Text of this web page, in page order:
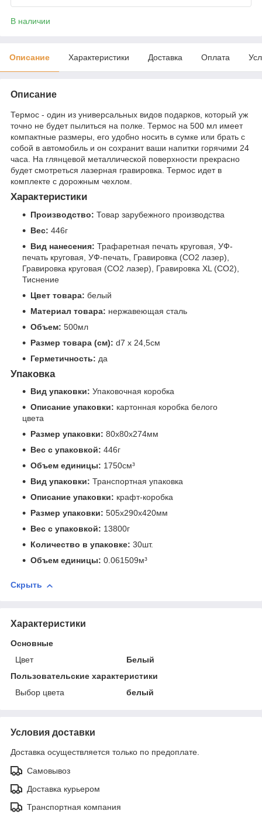
В наличии
Описание Характеристики Доставка Оплата
Описание
Термос - один из универсальных видов подарков, который уж
точно не будет пылиться на полке. Термос на 500 мл имеет
компактные размеры, его удобно носить в сумке или брать с
собой в автомобиль и он сохранит ваши напитки горячими 24
часа. На глянцевой металлической поверхности прекрасно
будет смотреться лазерная гравировка. Термос идет в
комплекте с дорожным чехлом.
Характеристики
Производство: Товар зарубежного производства
Вес: 446г
Вид нанесения: Трафаретная печать круговая, УФ-
печать круговая, УФ-печать, Гравировка (CO2 лазер),
Гравировка круговая (CO2 лазер), Гравировка XL (СО2),
Тиснение
Цвет товара: белый
Материал товара: нержавеющая cталь
Объем: 500мл
Размер товара (см): d7 х 24,5см
Герметичность: да
Упаковка
Вид упаковки: Упаковочная коробка
Описание упаковки: картонная коробка белого
цвета
Размер упаковки: 80x80x274мм
Вес с упаковкой: 446г
Объем единицы: 1750см³
Вид упаковки: Транспортная упаковка
Описание упаковки: крафт-коробка
Размер упаковки: 505x290x420мм
Вес с упаковкой: 13800г
Количество в упаковке: 30шт.
Объем единицы: 0.061509м³
Скрыть
Характеристики
Основные
Цвет
Белый
Пользовательские характеристики
Выбор цвета
белый
Условия доставки
Доставка осуществляется только по предоплате.
Самовывоз
Доставка курьером
Транспортная компания